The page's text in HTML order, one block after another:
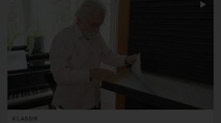
KLASSIK